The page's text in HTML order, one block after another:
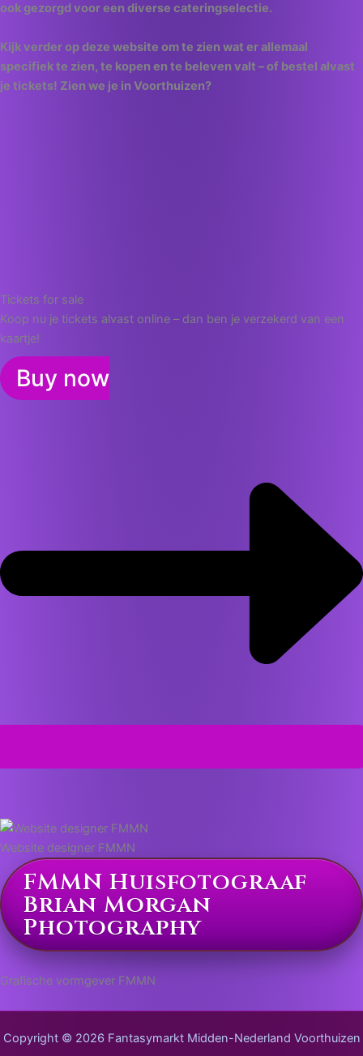
ook gezorgd voor een diverse cateringselectie.
Kijk verder op deze website om te zien wat er allemaal
specifiek te zien, te kopen en te beleven valt – of bestel alvast
je tickets! Zien we je in Voorthuizen?
Tickets for sale
Koop nu je tickets alvast online – dan ben je verzekerd van een
kaartje!
Buy now
Website designer FMMN
FMMN Huisfotograaf
Brian Morgan
Photography
Grafische vormgever FMMN
Copyright © 2026 Fantasymarkt Midden-Nederland Voorthuizen